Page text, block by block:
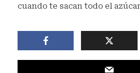
cuando te sacan todo el